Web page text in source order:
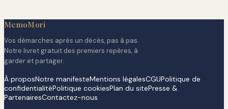
MemoMori
Vos démarches après un décès, pas à pas.
Notre livret gratuit des premiers repères, à
garder et partager.
À proposNotre manifesteMentions légalesCGUPolitique de
confidentialitéPolitique cookiesPlan du sitePresse &
PartenairesContactez-nous